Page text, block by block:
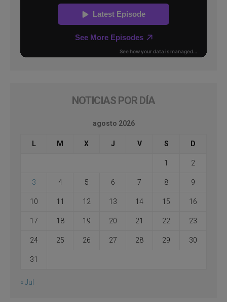
NOTICIAS POR DÍA
agosto 2026
L M X J V S D
1 2
3 4 5 6 7 8 9
10 11 12 13 14 15 16
17 18 19 20 21 22 23
24 25 26 27 28 29 30
31
« Jul